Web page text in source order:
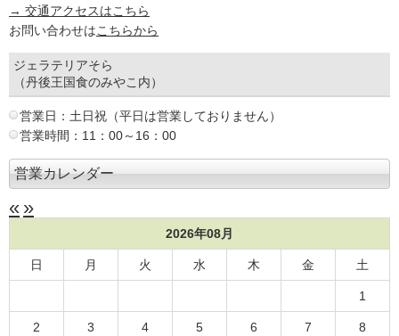
→ 交通アクセスはこちら
お問い合わせはこちらから
ジェラテリアそら
（丹後王国食のみやこ内）
営業日：土日祝（平日は営業しておりません）
営業時間：11：00～16：00
営業カレンダー
« »
2026年08月
日 月 火 水 木 金 土
1
2 3 4 5 6 7 8